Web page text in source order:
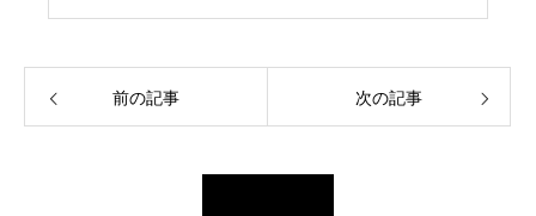
前の記事 次の記事